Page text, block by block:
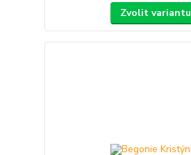
Zvolit variantu